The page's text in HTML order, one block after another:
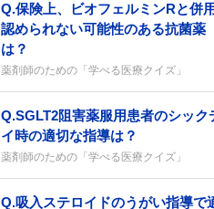
Q.保険上、ビオフェルミンRと併
認められない可能性のある抗菌薬
は？
薬剤師のための「学べる医療クイズ」
Q.SGLT2阻害薬服用患者のシック
イ時の適切な指導は？
薬剤師のための「学べる医療クイズ」
Q.吸入ステロイドのうがい指導で